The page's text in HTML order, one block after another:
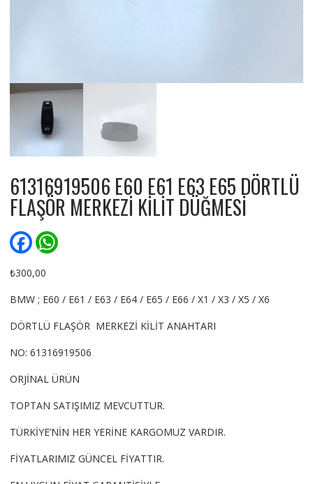
61316919506 E60 E61 E63 E65 DÖRTLÜ
FLAŞÖR MERKEZİ KİLİT DÜĞMESİ
F
a
e
b
o
W
h
p
₺300,00
BMW ; E60 / E61 / E63 / E64 / E65 / E66 / X1 / X3 / X5 / X6
DÖRTLÜ FLAŞÖR MERKEZİ KİLİT ANAHTARI
NO: 61316919506
ORJİNAL ÜRÜN
TOPTAN SATIŞIMIZ MEVCUTTUR.
TÜRKİYE’NİN HER YERİNE KARGOMUZ VARDIR.
FİYATLARIMIZ GÜNCEL FİYATTIR.